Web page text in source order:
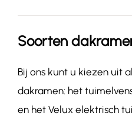
Soorten
Bij ons kunt u kiezen uit
dakramen: het
en het Velux elektrisch